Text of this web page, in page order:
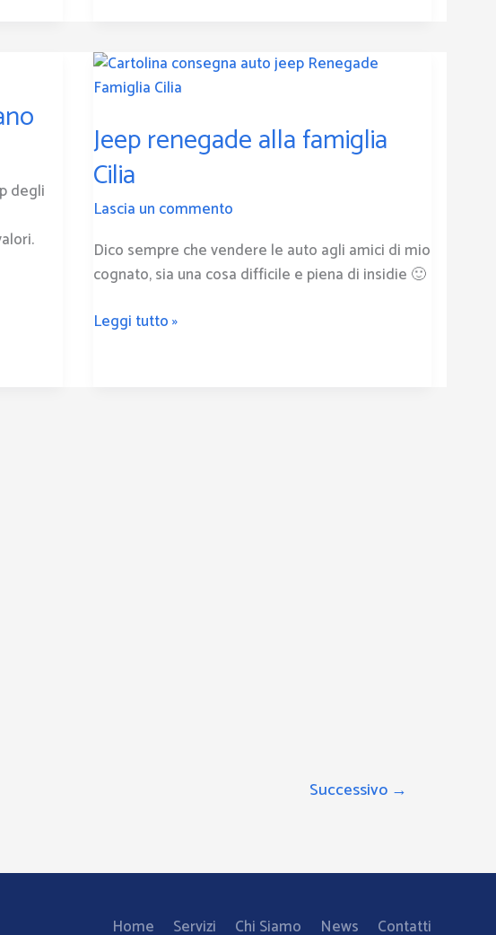
degli
Jeep renegade alla famiglia
Cilia
Lascia un commento
Dico sempre che vendere le auto agli amici di mio
cognato, sia una cosa difficile e piena di insidie 🙂
Jeep
renegade
famiglia
Cilia
Leggi tutto »
Successivo →
Home Servizi Chi Siamo News Contatti